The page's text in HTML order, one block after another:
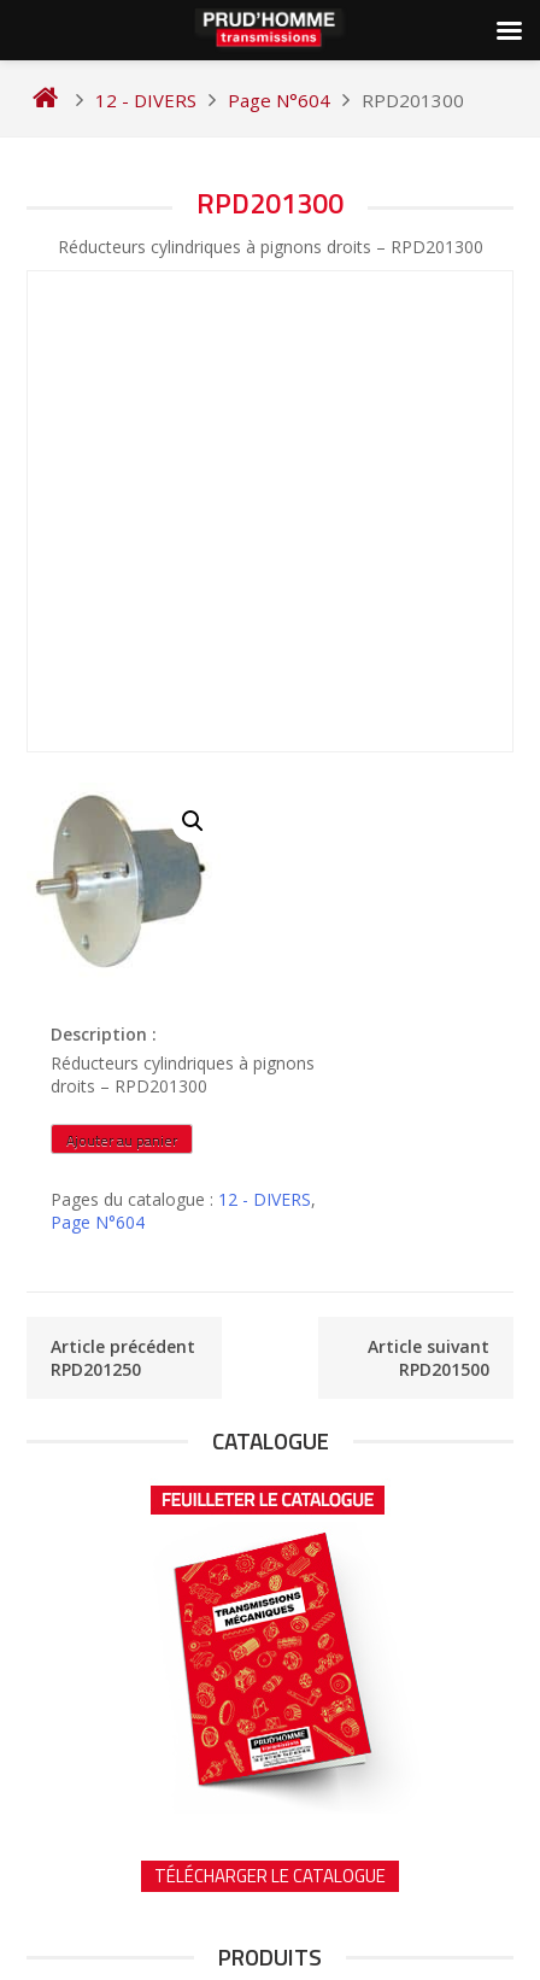
12 - DIVERS Page N°604 RPD201300
RPD201300
Réducteurs cylindriques à pignons droits – RPD201300
Description :
Réducteurs cylindriques à pignons
droits – RPD201300
quantité
de
Ajouter au panier
Pages du catalogue : 12 - DIVERS,
Page N°604
Article précédent
RPD201250
Article suivant
RPD201500
CATALOGUE
TÉLÉCHARGER LE CATALOGUE
PRODUITS